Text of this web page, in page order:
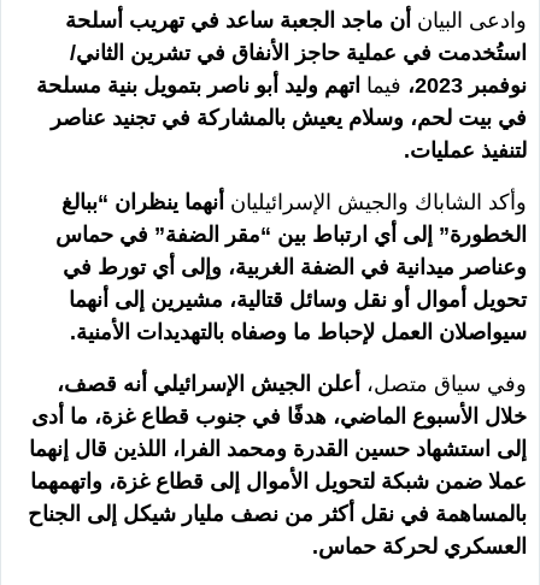
وادعى البيان أن ماجد الجعبة ساعد في تهريب أسلحة
استُخدمت في عملية حاجز الأنفاق في تشرين الثاني/
نوفمبر 2023،
فيما اتهم وليد أبو ناصر بتمويل بنية مسلحة
في بيت لحم، وسلام يعيش بالمشاركة في تجنيد عناصر
لتنفيذ عمليات.
وأكد الشاباك والجيش الإسرائيليان أنهما ينظران “ببالغ
الخطورة” إلى أي ارتباط بين “مقر الضفة” في حماس
وعناصر ميدانية في الضفة الغربية، وإلى أي تورط في
تحويل أموال أو نقل وسائل قتالية، مشيرين إلى أنهما
سيواصلان العمل لإحباط ما وصفاه بالتهديدات الأمنية.
وفي سياق متصل،
أعلن الجيش الإسرائيلي أنه قصف،
خلال الأسبوع الماضي، هدفًا في جنوب قطاع غزة، ما أدى
إلى استشهاد حسين القدرة ومحمد الفرا، اللذين قال إنهما
عملا ضمن شبكة لتحويل الأموال إلى قطاع غزة، واتهمهما
بالمساهمة في نقل أكثر من نصف مليار شيكل إلى الجناح
العسكري لحركة حماس.